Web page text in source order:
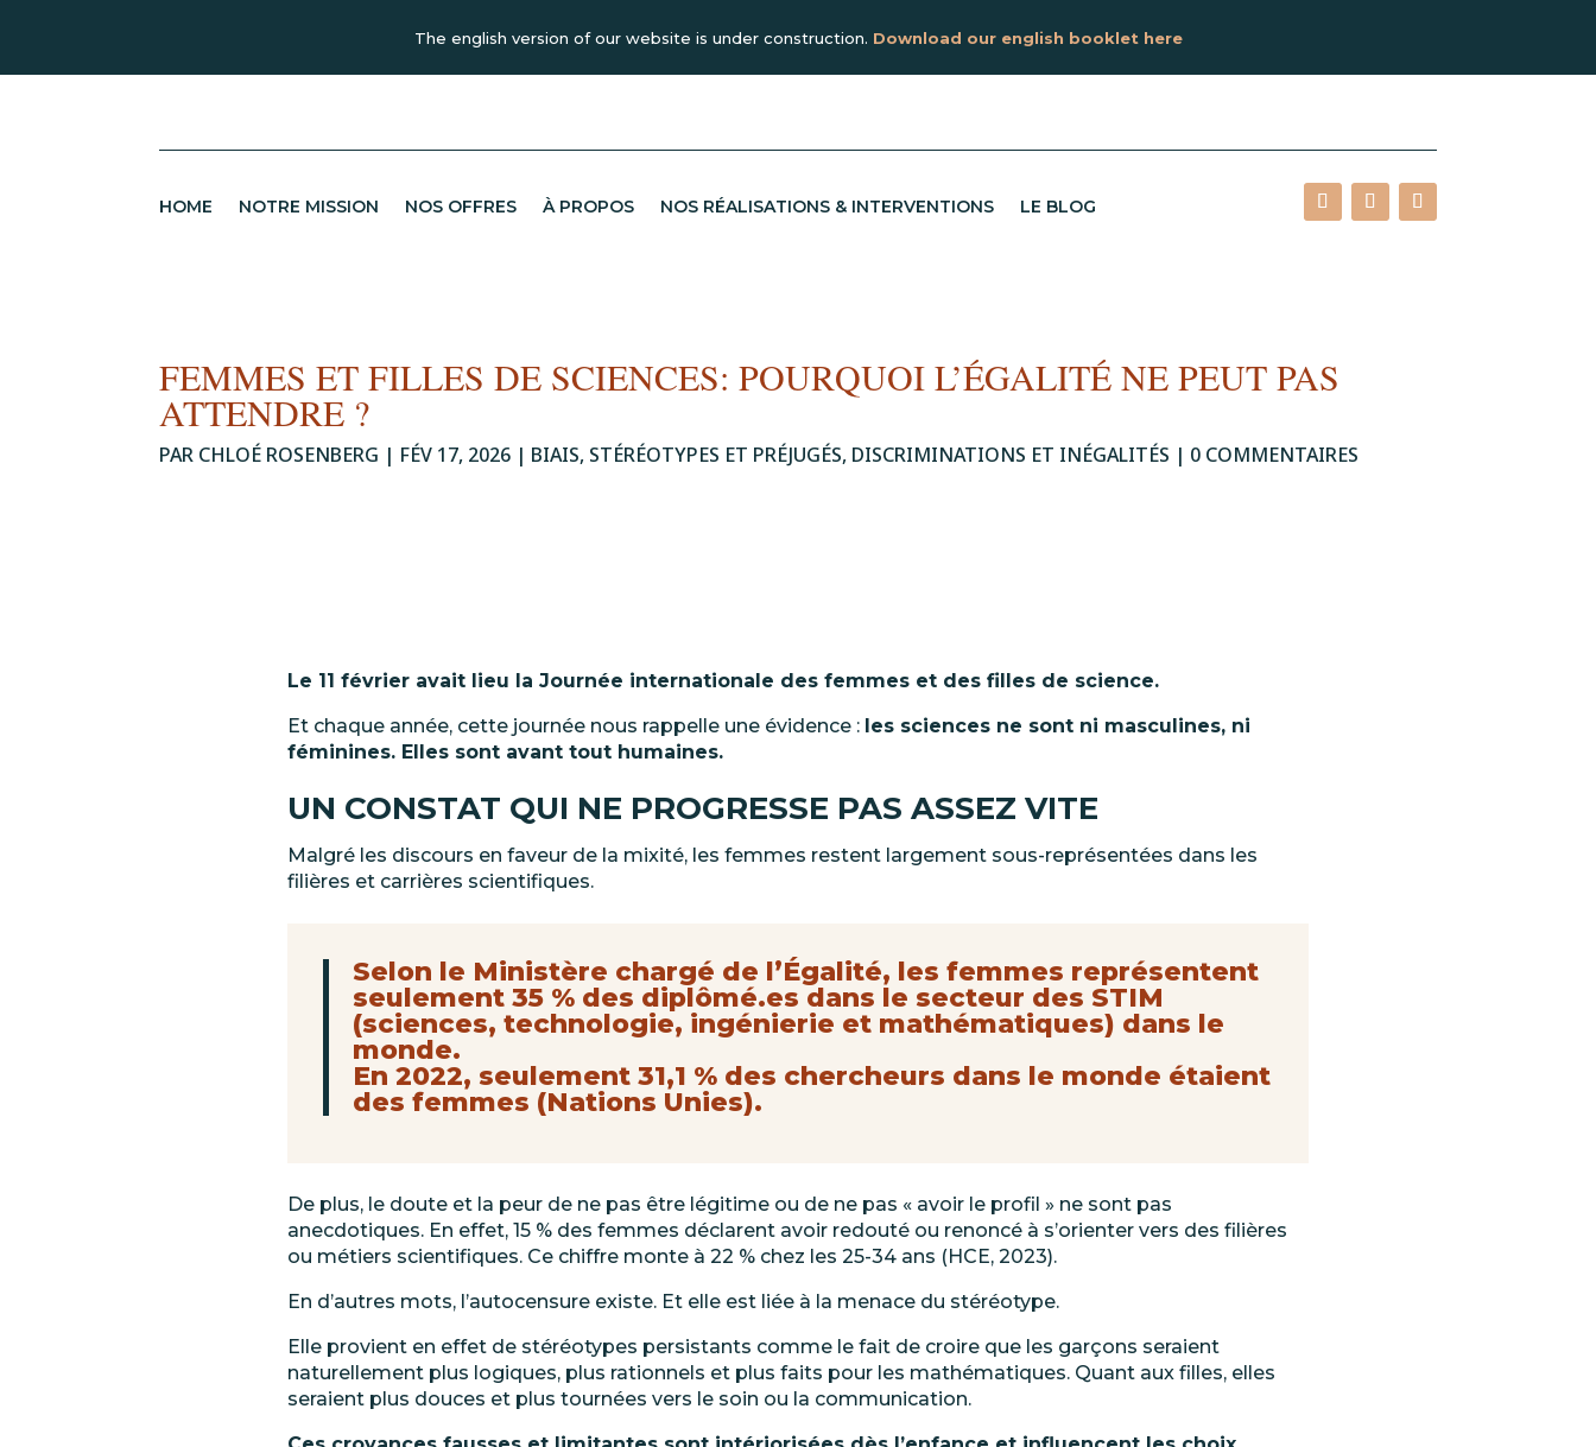
The english version of our website is under construction. Download our english booklet here
HOME NOTRE MISSION NOS OFFRES À PROPOS NOS RÉALISATIONS & INTERVENTIONS LE BLOG
FEMMES ET FILLES DE SCIENCES: POURQUOI L’ÉGALITÉ NE PEUT PAS
ATTENDRE ?
PAR CHLOÉ ROSENBERG | FÉV 17, 2026 | BIAIS, STÉRÉOTYPES ET PRÉJUGÉS, DISCRIMINATIONS ET INÉGALITÉS | 0 COMMENTAIRES
Le 11 février avait lieu la Journée internationale des femmes et des filles de science.
Et chaque année, cette journée nous rappelle une évidence : les sciences ne sont ni masculines, ni
féminines. Elles sont avant tout humaines.
UN CONSTAT QUI NE PROGRESSE PAS ASSEZ VITE
Malgré les discours en faveur de la mixité, les femmes restent largement sous-représentées dans les
filières et carrières scientifiques.
Selon le Ministère chargé de l’Égalité, les femmes représentent
seulement 35 % des diplômé.es dans le secteur des STIM
(sciences, technologie, ingénierie et mathématiques) dans le
monde.
En 2022, seulement 31,1 % des chercheurs dans le monde étaient
des femmes (Nations Unies).
De plus, le doute et la peur de ne pas être légitime ou de ne pas « avoir le profil » ne sont pas
anecdotiques. En effet, 15 % des femmes déclarent avoir redouté ou renoncé à s’orienter vers des filières
ou métiers scientifiques. Ce chiffre monte à 22 % chez les 25-34 ans (HCE, 2023).
En d’autres mots, l’autocensure existe. Et elle est liée à la menace du stéréotype.
Elle provient en effet de stéréotypes persistants comme le fait de croire que les garçons seraient
naturellement plus logiques, plus rationnels et plus faits pour les mathématiques. Quant aux filles, elles
seraient plus douces et plus tournées vers le soin ou la communication.